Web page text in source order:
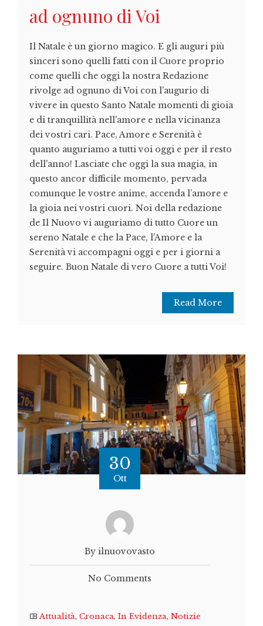
ad ognuno di Voi
Il Natale è un giorno magico. E gli auguri più
sinceri sono quelli fatti con il Cuore proprio
come quelli che oggi la nostra Redazione
rivolge ad ognuno di Voi con l'augurio di
vivere in questo Santo Natale momenti di gioia
e di tranquillità nell'amore e nella vicinanza
dei vostri cari. Pace, Amore e Serenità è
quanto auguriamo a tutti voi oggi e per il resto
dell'anno! Lasciate che oggi la sua magia, in
questo ancor difficile momento, pervada
comunque le vostre anime, accenda l’amore e
la gioia nei vostri cuori. Noi della redazione
de Il Nuovo vi auguriamo di tutto Cuore un
sereno Natale e che la Pace, l'Amore e la
Serenità vi accompagni oggi e per i giorni a
seguire. Buon Natale di vero Cuore a tutti Voi!
Read More
30
Ott
By ilnuovovasto
No Comments
Attualità, Cronaca, In Evidenza, Notizie